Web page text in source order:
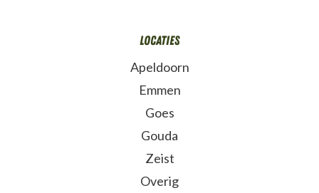
Locaties
Apeldoorn
Emmen
Goes
Gouda
Zeist
Overig